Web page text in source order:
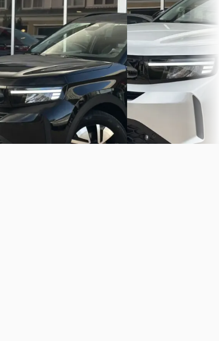
v.a. € 613/mnd
Marktconform
2025 · 3.682 km · Hybride · Automaat
Autobedrijf den Hartog·
Hellevoetsluis
Bekijk aanbieding →
Vergelijk
v.a. € 613/mnd
Marktconform
2025 · 2.352 km · Hybride
Autobedrijf den Hartog·
Hellevoetsluis
Bekijk aanbieding →
Vergelijk